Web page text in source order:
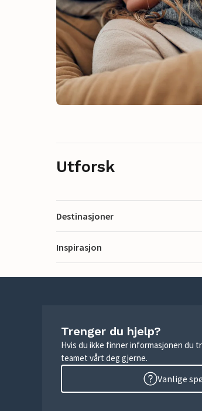
Utforsk
Destinasjoner
Inspirasjon
Trenger du hjelp?
Hvis du ikke finner informasjonen du
teamet vårt deg gjerne.
Vanlige